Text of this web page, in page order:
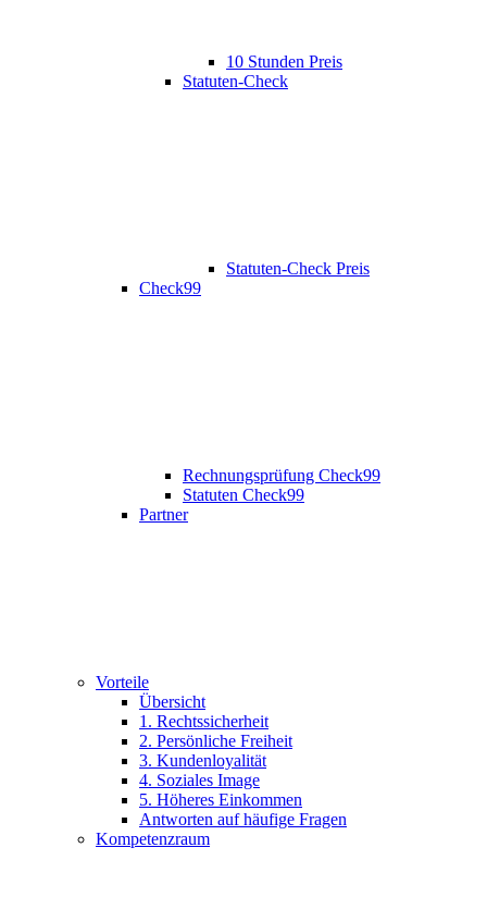
10 Stunden Preis
Statuten-Check
Statuten-Check Preis
Check99
Rechnungsprüfung Check99
Statuten Check99
Partner
Vorteile
Übersicht
1. Rechtssicherheit
2. Persönliche Freiheit
3. Kundenloyalität
4. Soziales Image
5. Höheres Einkommen
Antworten auf häufige Fragen
Kompetenzraum